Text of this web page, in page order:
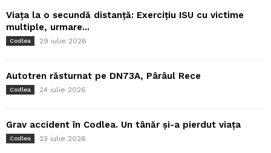
Viața la o secundă distanță: Exercițiu ISU cu victime
multiple, urmare...
Codlea 29 iulie 2026
Autotren răsturnat pe DN73A, Pârâul Rece
Codlea 24 iulie 2026
Grav accident în Codlea. Un tânăr și-a pierdut viața
Codlea 23 iulie 2026